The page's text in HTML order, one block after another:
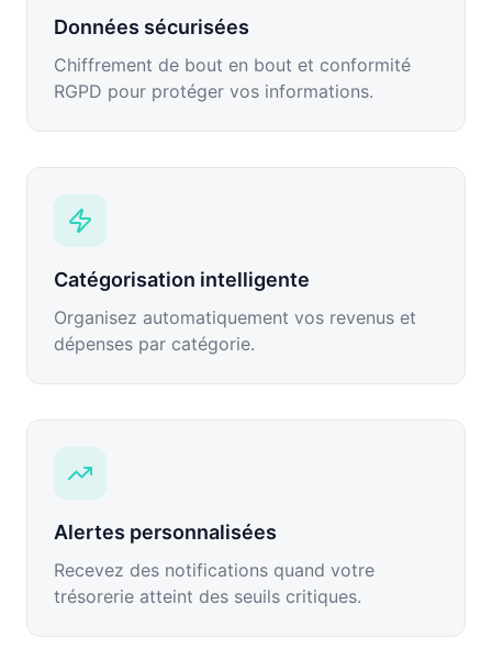
Données sécurisées
Chiffrement de bout en bout et conformité
RGPD pour protéger vos informations.
Catégorisation intelligente
Organisez automatiquement vos revenus et
dépenses par catégorie.
Alertes personnalisées
Recevez des notifications quand votre
trésorerie atteint des seuils critiques.